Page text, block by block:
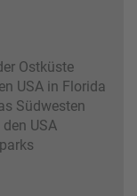
Ostküste
USA in Florida
Südwesten
USA